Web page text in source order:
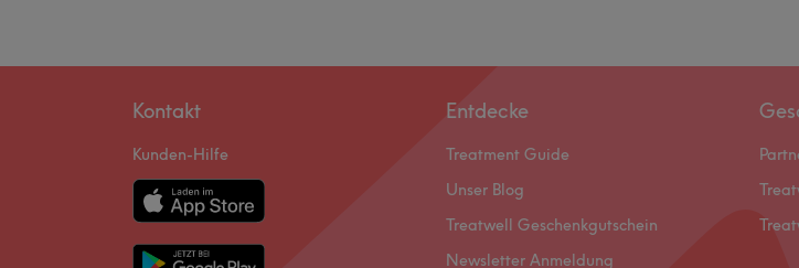
Kontakt
Kunden-Hilfe
Entdecke
Treatment Guide
Unser Blog
Treatwell Geschenkgutschein
Newsletter Anmeldung